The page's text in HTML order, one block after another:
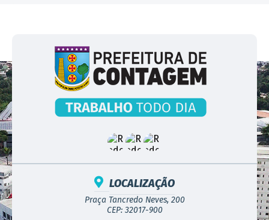
LOCALIZAÇÃO
Praça Tancredo Neves, 200
CEP: 32017-900